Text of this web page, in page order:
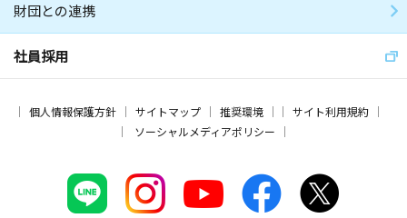
財団との連携
社員採用
個人情報保護方針 サイトマップ 推奨環境
サイト利用規約
ソーシャルメディアポリシー